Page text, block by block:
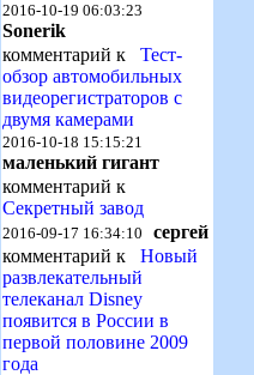
2016-10-19 06:03:23
Sonerik
комментарий к Тест-
обзор автомобильных
видеорегистраторов с
двумя камерами
2016-10-18 15:15:21
маленький гигант
комментарий к
Секретный завод
2016-09-17 16:34:10 сергей
комментарий к Новый
развлекательный
телеканал Disney
появится в России в
первой половине 2009
года